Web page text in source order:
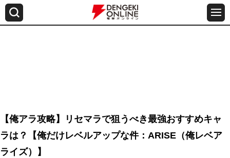
【俺アラ攻略】リセマラで狙うべき最強おすすめキャ
ラは？【俺だけレベルアップな件：ARISE（俺レベア
ライズ）】